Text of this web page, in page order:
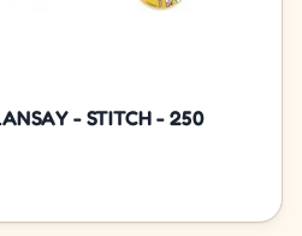
- STITCH - 250